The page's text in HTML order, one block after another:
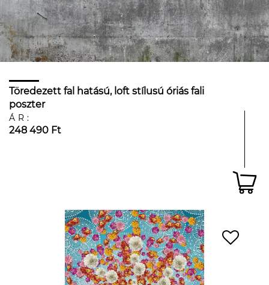
Töredezett fal hatású, loft stílusú óriás fali
poszter
ÁR:
248 490 Ft